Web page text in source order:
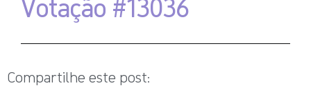
Votação #13036
Compartilhe este post: